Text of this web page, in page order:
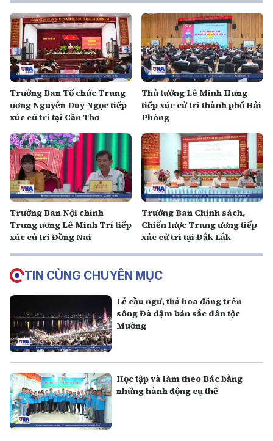
Trưởng Ban Tổ chức Trung
ương Nguyễn Duy Ngọc tiếp
xúc cử tri tại Cần Thơ
Thủ tướng Lê Minh Hưng
tiếp xúc cử tri thành phố Hải
Phòng
Trưởng Ban Nội chính
Trung ương Lê Minh Trí tiếp
xúc cử tri Đồng Nai
Trưởng Ban Chính sách,
Chiến lược Trung ương tiếp
xúc cử tri tại Đắk Lắk
TIN CÙNG CHUYÊN MỤC
Lễ cầu ngư, thả hoa đăng trên
sông Đà đậm bản sắc dân tộc
Mường
Học tập và làm theo Bác bằng
những hành động cụ thể